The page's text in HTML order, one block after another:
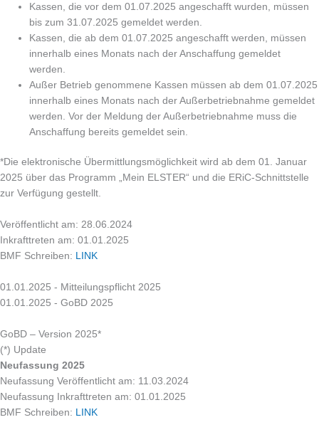
Kassen, die vor dem 01.07.2025 angeschafft wurden, müssen
bis zum 31.07.2025 gemeldet werden.
Kassen, die ab dem 01.07.2025 angeschafft werden, müssen
innerhalb eines Monats nach der Anschaffung gemeldet
werden.
Außer Betrieb genommene Kassen müssen ab dem 01.07.2025
innerhalb eines Monats nach der Außerbetriebnahme gemeldet
werden. Vor der Meldung der Außerbetriebnahme muss die
Anschaffung bereits gemeldet sein.
*Die elektronische Übermittlungsmöglichkeit wird ab dem 01. Januar
2025 über das Programm „Mein ELSTER“ und die ERiC-Schnittstelle
zur Verfügung gestellt.
Veröffentlicht am: 28.06.2024
Inkrafttreten am: 01.01.2025
BMF Schreiben: LINK
01.01.2025 - Mitteilungspflicht 2025
01.01.2025 - GoBD 2025
GoBD – Version 2025*
(*) Update
Neufassung 2025
Neufassung Veröffentlicht am: 11.03.2024
Neufassung Inkrafttreten am: 01.01.2025
BMF Schreiben: LINK